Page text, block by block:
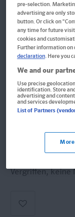
Klett Die
Helden
Deutsch in der
Buch
Format: 17,0 x
Derzeit nicht
Vergriffen, keine
pre-selection.
advertising are only
button. Or click on
any time for future
cookies and
Further information on
declaration. Here you
We and our
Use precise
identification. Store
advertising and
and services
List of Partners
More